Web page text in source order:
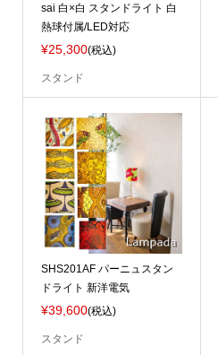
sai 白×白 スタンドライト 白
熱球付属/LED対応
¥25,300(税込)
スタンド
SHS201AF パーニュスタン
ドライト 新洋電気
¥39,600(税込)
スタンド